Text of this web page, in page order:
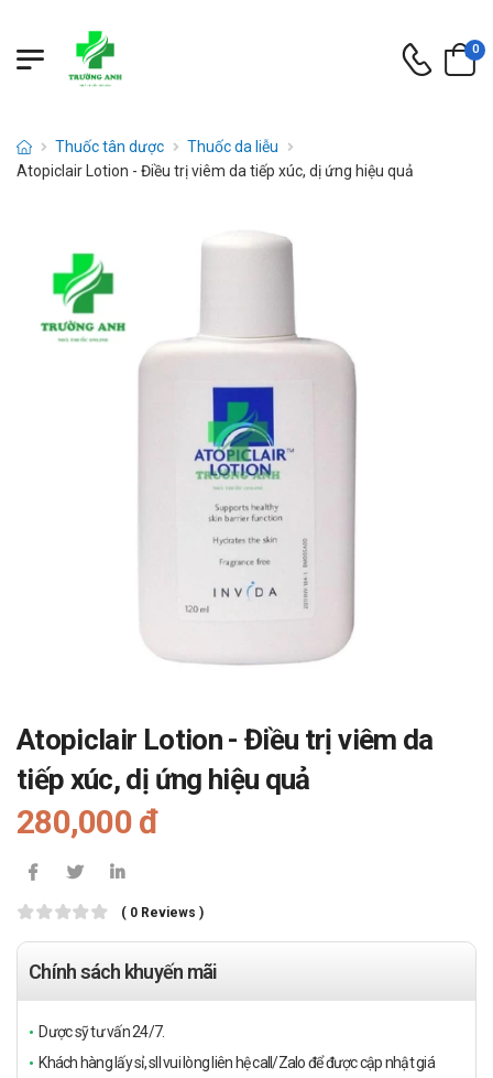
0
Thuốc tân dược
Thuốc da liễu
Atopiclair Lotion - Điều trị viêm da tiếp xúc, dị ứng hiệu quả
Atopiclair Lotion - Điều trị viêm da
tiếp xúc, dị ứng hiệu quả
280,000 đ
( 0 Reviews )
Chính sách khuyến mãi
Dược sỹ tư vấn 24/7.
Khách hàng lấy sỉ, sll vui lòng liên hệ call/Zalo để được cập nhật giá